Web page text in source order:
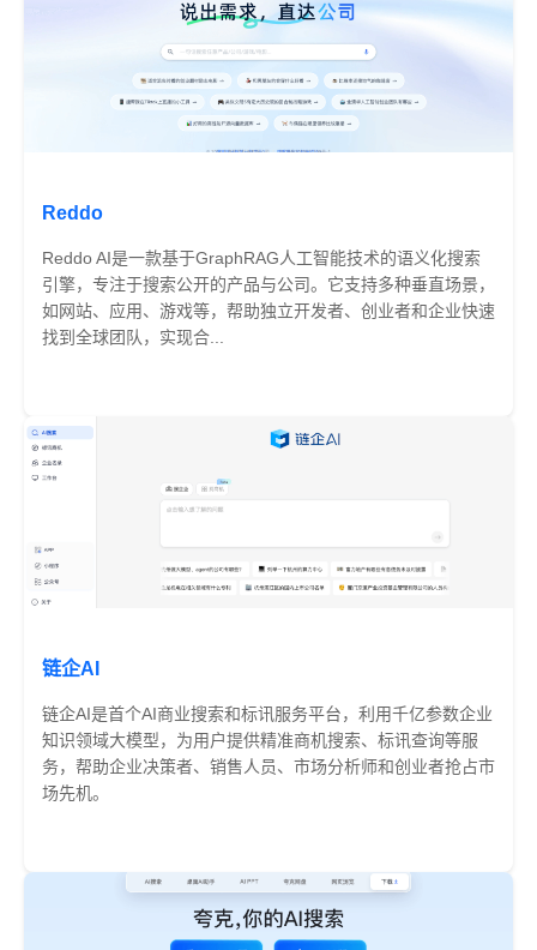
Reddo
Reddo AI是一款基于GraphRAG人工智能技术的语义化搜索
引擎，专注于搜索公开的产品与公司。它支持多种垂直场景，
如网站、应用、游戏等，帮助独立开发者、创业者和企业快速
找到全球团队，实现合...
链企AI
链企AI是首个AI商业搜索和标讯服务平台，利用千亿参数企业
知识领域大模型，为用户提供精准商机搜索、标讯查询等服
务，帮助企业决策者、销售人员、市场分析师和创业者抢占市
场先机。